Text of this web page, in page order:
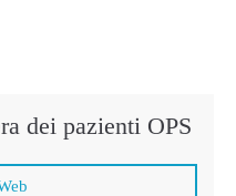
dei pazienti OPS